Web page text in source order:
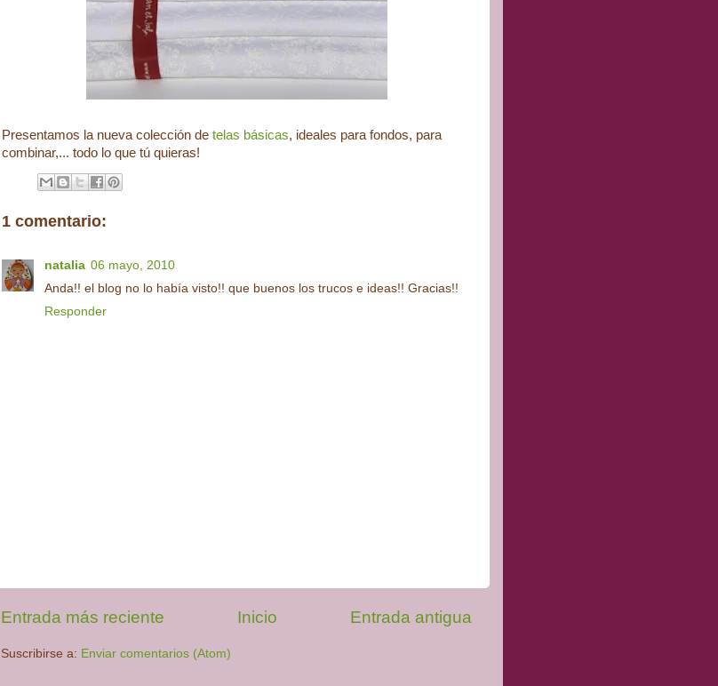
Presentamos la nueva colección de telas básicas, ideales para fondos, para
combinar,... todo lo que tú quieras!
1 comentario:
natalia 06 mayo, 2010
Anda!! el blog no lo había visto!! que buenos los trucos e ideas!! Gracias!!
Responder
Entrada más reciente Entrada antigua
Inicio
Suscribirse a: Enviar comentarios (Atom)